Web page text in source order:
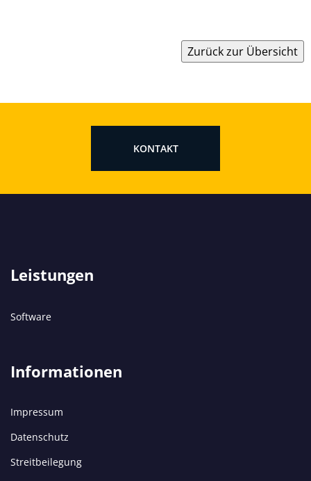
Zurück zur Übersicht
KONTAKT
Leistungen
Software
Informationen
Impressum
Datenschutz
Streitbeilegung